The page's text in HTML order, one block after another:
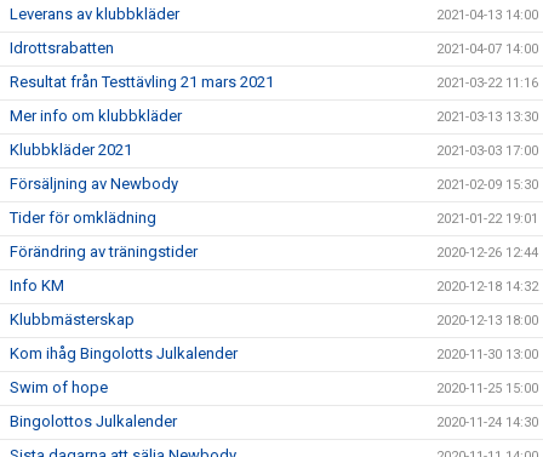
Leverans av klubbkläder 2021-04-13 14:00
Idrottsrabatten 2021-04-07 14:00
Resultat från Testtävling 21 mars 2021 2021-03-22 11:16
Mer info om klubbkläder 2021-03-13 13:30
Klubbkläder 2021 2021-03-03 17:00
Försäljning av Newbody 2021-02-09 15:30
Tider för omklädning 2021-01-22 19:01
Förändring av träningstider 2020-12-26 12:44
Info KM 2020-12-18 14:32
Klubbmästerskap 2020-12-13 18:00
Kom ihåg Bingolotts Julkalender 2020-11-30 13:00
Swim of hope 2020-11-25 15:00
Bingolottos Julkalender 2020-11-24 14:30